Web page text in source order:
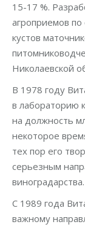
15-17 %.
агроприемов
кустов
Николаевской
В 1978 году
в лабораторию
на должность
некоторое
тех пор его
серьезным
виноградарства.
С 1989 года
важному